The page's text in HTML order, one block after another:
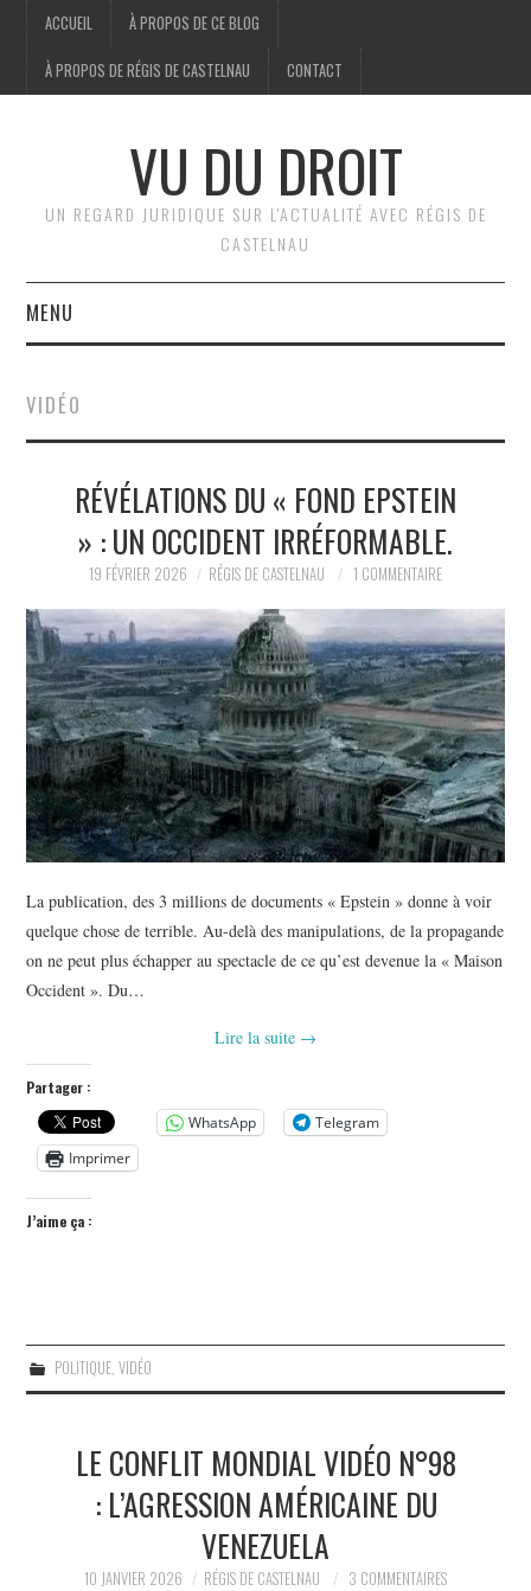
ACCUEIL À PROPOS DE CE BLOG
À PROPOS DE RÉGIS DE CASTELNAU CONTACT
VU DU DROIT
UN REGARD JURIDIQUE SUR L'ACTUALITÉ AVEC RÉGIS DE
CASTELNAU
MENU
BRÈVES
JURIDIQUE
POLITIQUE
HISTOIRE
CULTURE
SPORT
VIDÉO
RÉVÉLATIONS DU « FOND EPSTEIN
» : UN OCCIDENT IRRÉFORMABLE.
19 FÉVRIER 2026 RÉGIS DE CASTELNAU 1 COMMENTAIRE
La publication, des 3 millions de documents « Epstein » donne à voir
quelque chose de terrible. Au-delà des manipulations, de la propagande
on ne peut plus échapper au spectacle de ce qu’est devenue la « Maison
Occident ». Du…
Lire la suite →
Partager :
WhatsApp
Telegram
Imprimer
J’aime ça :
POLITIQUE, VIDÉO
LE CONFLIT MONDIAL VIDÉO N°98
: L’AGRESSION AMÉRICAINE DU
VENEZUELA
10 JANVIER 2026 RÉGIS DE CASTELNAU 3 COMMENTAIRES